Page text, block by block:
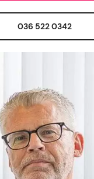
036 522 0342